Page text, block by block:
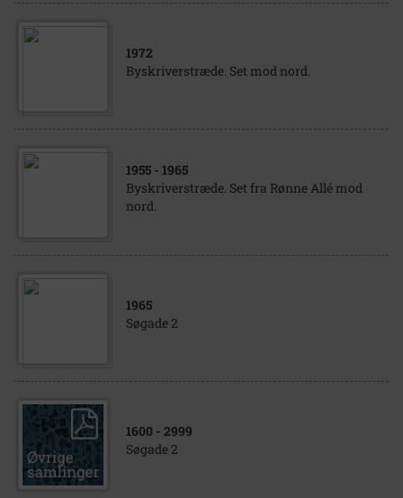
1972
Byskriverstræde. Set mod nord.
1955 - 1965
Byskriverstræde. Set fra Rønne Allé mod
nord.
1965
Søgade 2
1600 - 2999
Søgade 2